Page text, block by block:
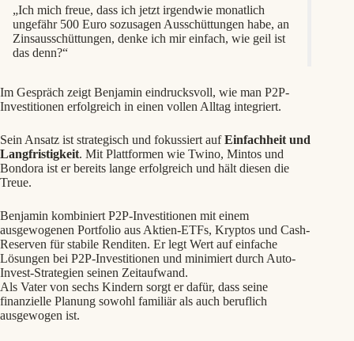
„Ich mich freue, dass ich jetzt irgendwie monatlich
ungefähr 500 Euro sozusagen Ausschüttungen habe, an
Zinsausschüttungen, denke ich mir einfach, wie geil ist
das denn?“
Im Gespräch zeigt Benjamin eindrucksvoll, wie man P2P-
Investitionen erfolgreich in einen vollen Alltag integriert.
Sein Ansatz ist strategisch und fokussiert aufEinfachheit und
Langfristigkeit. Mit Plattformen wie Twino, Mintos und
Bondora ist er bereits lange erfolgreich und hält diesen die
Treue.
Benjamin kombiniert P2P-Investitionen mit einem
ausgewogenen Portfolio aus Aktien-ETFs, Kryptos und Cash-
Reserven für stabile Renditen. Er legt Wert auf einfache
Lösungen bei P2P-Investitionen und minimiert durch Auto-
Invest-Strategien seinen Zeitaufwand.
Als Vater von sechs Kindern sorgt er dafür, dass seine
finanzielle Planung sowohl familiär als auch beruflich
ausgewogen ist.